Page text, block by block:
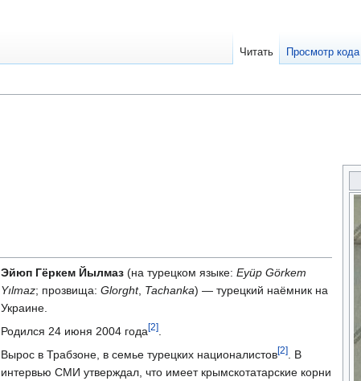
Эйюп Гёркем Йылмаз(на турецком языке: Eyüp Görkem
Yılmaz; прозвища: Glorght, Tachanka) — турецкий наёмник на
Украине.
Родился 24 июня 2004 года[2].
Вырос в Трабзоне, в семье турецких националистов[2]. В
интервью СМИ утверждал, что имеет крымскотатарские корни
Читать Просмотр кода